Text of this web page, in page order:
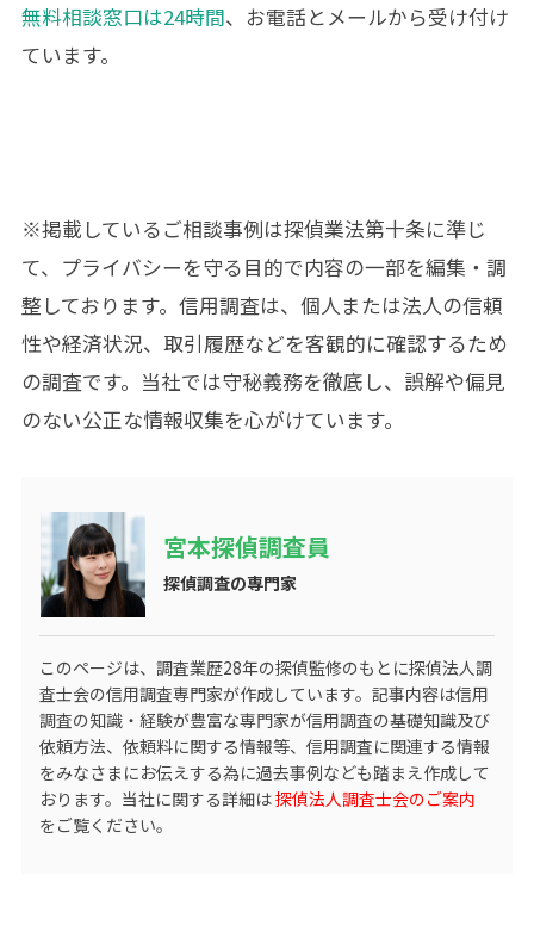
無料相談窓口は24時間、お電話とメールから受け付け
ています。
※掲載しているご相談事例は探偵業法第十条に準じ
て、プライバシーを守る目的で内容の一部を編集・調
整しております。信用調査は、個人または法人の信頼
性や経済状況、取引履歴などを客観的に確認するため
の調査です。当社では守秘義務を徹底し、誤解や偏見
のない公正な情報収集を心がけています。
宮本探偵調査員
探偵調査の専門家
このページは、調査業歴28年の探偵監修のもとに探偵法人調
査士会の信用調査専門家が作成しています。記事内容は信用
調査の知識・経験が豊富な専門家が信用調査の基礎知識及び
依頼方法、依頼料に関する情報等、信用調査に関連する情報
をみなさまにお伝えする為に過去事例なども踏まえ作成して
おります。当社に関する詳細は探偵法人調査士会のご案内
をご覧ください。